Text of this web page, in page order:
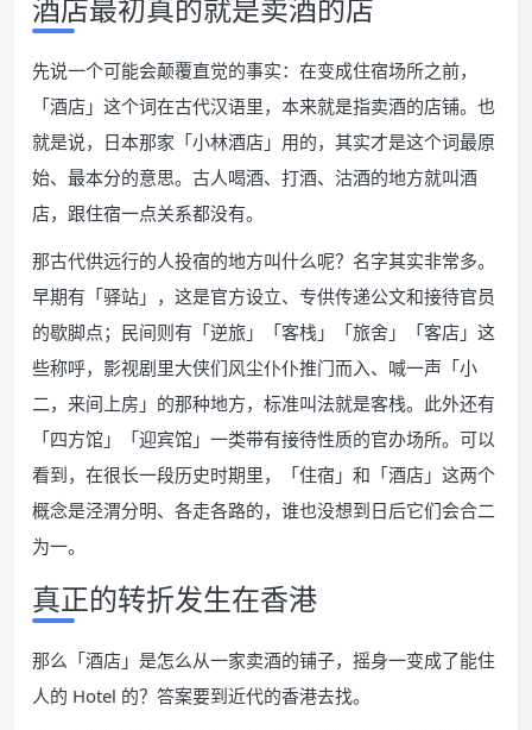
酒店最初真的就是卖酒的店
先说一个可能会颠覆直觉的事实：在变成住宿场所之前，
「酒店」这个词在古代汉语里，本来就是指卖酒的店铺。也
就是说，日本那家「小林酒店」用的，其实才是这个词最原
始、最本分的意思。古人喝酒、打酒、沽酒的地方就叫酒
店，跟住宿一点关系都没有。
那古代供远行的人投宿的地方叫什么呢？名字其实非常多。
早期有「驿站」，这是官方设立、专供传递公文和接待官员
的歇脚点；民间则有「逆旅」「客栈」「旅舍」「客店」这
些称呼，影视剧里大侠们风尘仆仆推门而入、喊一声「小
二，来间上房」的那种地方，标准叫法就是客栈。此外还有
「四方馆」「迎宾馆」一类带有接待性质的官办场所。可以
看到，在很长一段历史时期里，「住宿」和「酒店」这两个
概念是泾渭分明、各走各路的，谁也没想到日后它们会合二
为一。
真正的转折发生在香港
那么「酒店」是怎么从一家卖酒的铺子，摇身一变成了能住
人的 Hotel 的？答案要到近代的香港去找。